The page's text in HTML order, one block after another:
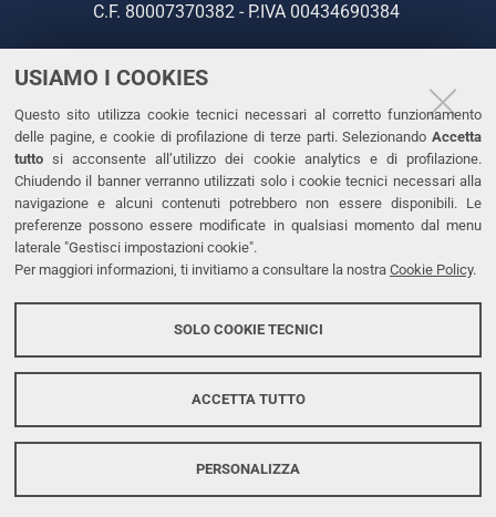
USIAMO I COOKIES
Questo sito utilizza cookie tecnici necessari al corretto funzionamento
delle pagine, e cookie di profilazione di terze parti. Selezionando Accetta
tutto si acconsente all’utilizzo dei cookie analytics e di profilazione.
Chiudendo il banner verranno utilizzati solo i cookie tecnici necessari alla
navigazione e alcuni contenuti potrebbero non essere disponibili. Le
preferenze possono essere modificate in qualsiasi momento dal menu
laterale "Gestisci impostazioni cookie".
Per maggiori informazioni, ti invitiamo a consultare la nostra Cookie Policy.
SOLO COOKIE TECNICI
ACCETTA TUTTO
PERSONALIZZA
C.F. 80007370382 - P.IVA 00434690384
CONTATTI
Tel. +39 0532 293111
Fax. +39 0532 293031
PEC
LINKS
Dichiarazione di accessibilità
Protezione dati personali